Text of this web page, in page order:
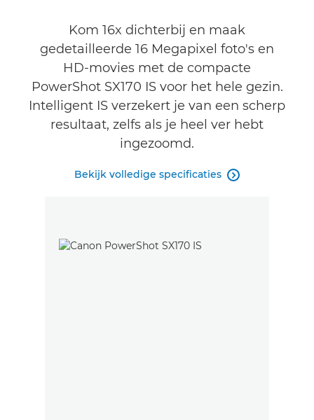
Kom 16x dichterbij en maak
gedetailleerde 16 Megapixel foto's en
HD-movies met de compacte
PowerShot SX170 IS voor het hele gezin.
Intelligent IS verzekert je van een scherp
resultaat, zelfs als je heel ver hebt
ingezoomd.
Bekijk volledige specificaties 